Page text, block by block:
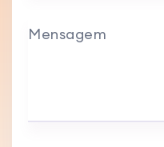
Mensagem